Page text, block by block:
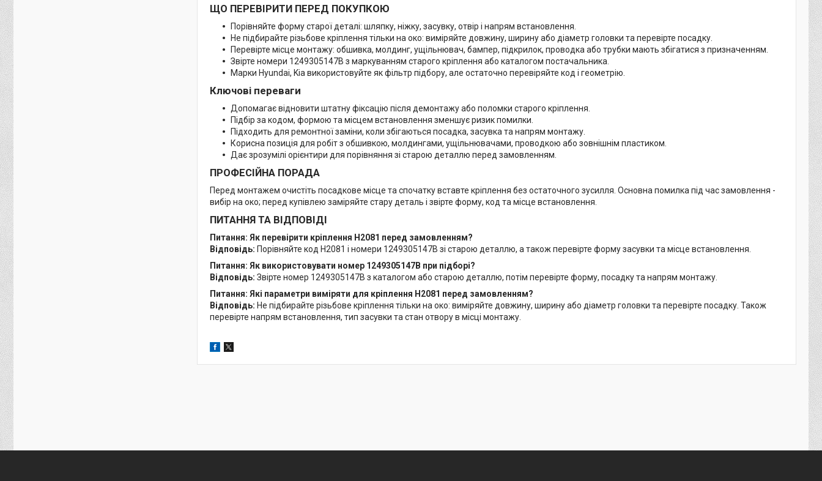
ЩО ПЕРЕВІРИТИ ПЕРЕД ПОКУПКОЮ
Порівняйте форму старої деталі: шляпку, ніжку, засувку, отвір і напрям встановлення.
Не підбирайте різьбове кріплення тільки на око: виміряйте довжину, ширину або діаметр головки та перевірте посадку.
Перевірте місце монтажу: обшивка, молдинг, ущільнювач, бампер, підкрилок, проводка або трубки мають збігатися з призначенням.
Звірте номери 1249305147B з маркуванням старого кріплення або каталогом постачальника.
Марки Hyundai, Kia використовуйте як фільтр підбору, але остаточно перевіряйте код і геометрію.
Ключові переваги
Допомагає відновити штатну фіксацію після демонтажу або поломки старого кріплення.
Підбір за кодом, формою та місцем встановлення зменшує ризик помилки.
Підходить для ремонтної заміни, коли збігаються посадка, засувка та напрям монтажу.
Корисна позиція для робіт з обшивкою, молдингами, ущільнювачами, проводкою або зовнішнім пластиком.
Дає зрозумілі орієнтири для порівняння зі старою деталлю перед замовленням.
ПРОФЕСІЙНА ПОРАДА
Перед монтажем очистіть посадкове місце та спочатку вставте кріплення без остаточного зусилля. Основна помилка під час замовлення -
вибір на око; перед купівлею заміряйте стару деталь і звірте форму, код та місце встановлення.
ПИТАННЯ ТА ВІДПОВІДІ
Питання: Як перевірити кріплення H2081 перед замовленням?
Відповідь: Порівняйте код H2081 і номери 1249305147B зі старою деталлю, а також перевірте форму засувки та місце встановлення.
Питання: Як використовувати номер 1249305147B при підборі?
Відповідь: Звірте номер 1249305147B з каталогом або старою деталлю, потім перевірте форму, посадку та напрям монтажу.
Питання: Які параметри виміряти для кріплення H2081 перед замовленням?
Відповідь: Не підбирайте різьбове кріплення тільки на око: виміряйте довжину, ширину або діаметр головки та перевірте посадку. Також
перевірте напрям встановлення, тип засувки та стан отвору в місці монтажу.